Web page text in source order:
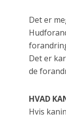
Det er
Det er
de
HVAD
Hvis